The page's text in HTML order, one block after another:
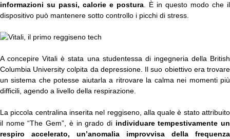
informazioni su passi, calorie e postura . È in questo modo che il
dispositivo può mantenere sotto controllo i picchi di stress.
A concepire Vitali è stata una studentessa di ingegneria della British
Columbia University colpita da depressione. Il suo obiettivo era trovare
un sistema che potesse aiutarla a ritrovare la calma nei momenti più
difficili, agendo a livello della respirazione.
La piccola centralina inserita nel reggiseno, alla quale è stato attribuito
il nome “The Gem”, è in grado di individuare tempestivamente un
respiro accelerato, un’anomalia improvvisa della frequenza